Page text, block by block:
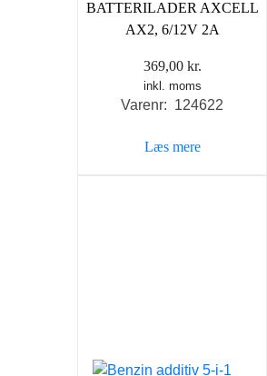
BATTERILADER AXCELL
AX2, 6/12V 2A
369,00 kr.
inkl. moms
Varenr: 124622
Læs mere